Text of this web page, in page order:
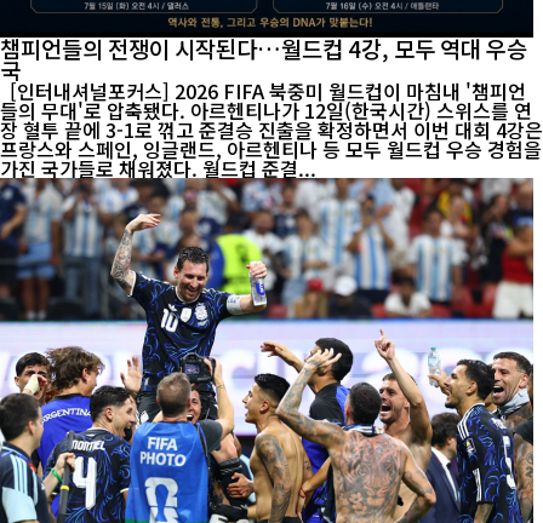
챔피언들의 전쟁이 시작된다…월드컵 4강, 모두 역대 우승
국
[인터내셔널포커스] 2026 FIFA 북중미 월드컵이 마침내 '챔피언
들의 무대'로 압축됐다. 아르헨티나가 12일(한국시간) 스위스를 연
장 혈투 끝에 3-1로 꺾고 준결승 진출을 확정하면서 이번 대회 4강은
프랑스와 스페인, 잉글랜드, 아르헨티나 등 모두 월드컵 우승 경험을
가진 국가들로 채워졌다. 월드컵 준결...